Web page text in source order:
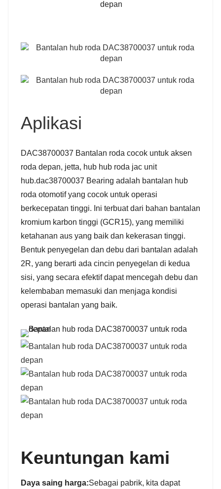
Aplikasi
DAC38700037 Bantalan roda cocok untuk aksen
roda depan, jetta, hub hub roda jac unit
hub.dac38700037 Bearing adalah bantalan hub
roda otomotif yang cocok untuk operasi
berkecepatan tinggi. Ini terbuat dari bahan bantalan
kromium karbon tinggi (GCR15), yang memiliki
ketahanan aus yang baik dan kekerasan tinggi.
Bentuk penyegelan dan debu dari bantalan adalah
2R, yang berarti ada cincin penyegelan di kedua
sisi, yang secara efektif dapat mencegah debu dan
kelembaban memasuki dan menjaga kondisi
operasi bantalan yang baik.
Keuntungan kami
Daya saing harga:Sebagai pabrik, kita dapat